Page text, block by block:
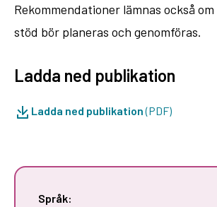
Rekommendationer lämnas också
stöd bör planeras och genomföras.
Ladda ned publikation
Ladda ned publikation(PDF)
Språk: